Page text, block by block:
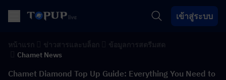
เข้าสู่ระบบ
Chamet News
Chamet Diamond Top Up Guide: Everything You Need to